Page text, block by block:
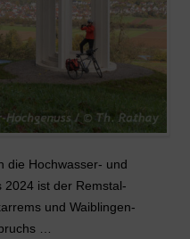
die Hochwasser- und
2024 ist der Remstal-
und Waiblingen-
…